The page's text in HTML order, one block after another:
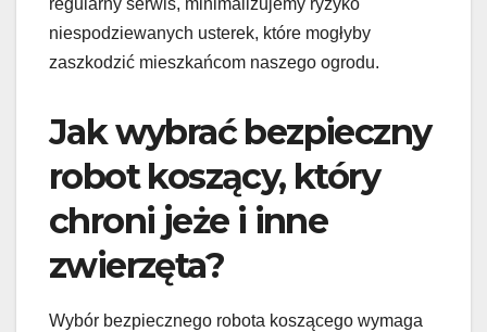
niespodziewanych usterek, które mogłyby
zaszkodzić mieszkańcom naszego ogrodu.
Jak wybrać bezpieczny
robot koszący, który
chroni jeże i inne
zwierzęta?
Wybór bezpiecznego robota koszącego wymaga